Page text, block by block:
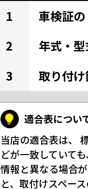
1
車検証
2
年式・
3
取り付
適合表につい
当店の適合表は、
どが一致していて
情報と異なる場合
と、取付けスペー